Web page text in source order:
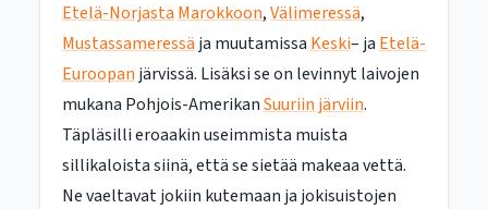
Etelä-Norjasta Marokkoon,Välimeressä,
Mustassameressä ja muutamissa Keski– ja Etelä-
Euroopan järvissä. Lisäksi se on levinnyt laivojen
mukana Pohjois-AmerikanSuuriin järviin.
Täpläsilli eroaakin useimmista muista
sillikaloista siinä, että se sietää makeaa vettä.
Ne vaeltavat jokiin kutemaan ja jokisuistojen